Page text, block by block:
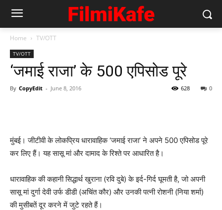
Home TV/OTT
TV/OTT
‘जमाई राजा’ के 500 एपिसोड पूरे
By CopyEdit - June 8, 2016 0
628
मुंबई। जीटीवी के लोकप्रिय धारावाहिक ‘जमाई राजा’ ने अपने 500 एपिसोड पूरे
कर लिए हैं। यह सासू मां और दामाद के रिश्ते पर आधारित है।
धारावाहिक की कहानी सिद्धार्थ खुराना (रवि दुबे) के इर्द-गिर्द घूमती है, जो अपनी
सासू मां दुर्गा देवी उर्फ डीडी (अचिंत कौर) और उनकी पत्नी रोशनी (निया शर्मा)
की मुसीबतें दूर करने में जुटे रहते हैं।